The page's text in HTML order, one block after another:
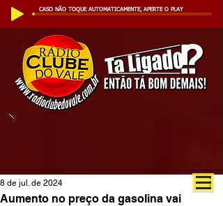
CASO NÃO TOQUE AUTOMATICAMENTE, APERTE O PLAY
Aumento no preço da gasolina vai
8 de jul. de 2024